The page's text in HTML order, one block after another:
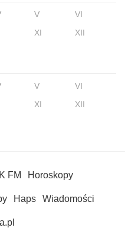
V
VI
XI XII
V
VI
XI XII
FM Horoskopy
Haps Wiadomości